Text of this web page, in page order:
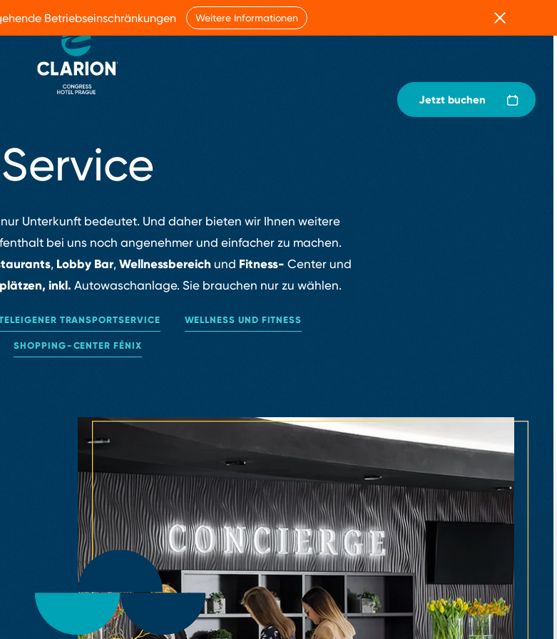
Jetzt buchen
Service
nur Unterkunft bedeutet. Und daher bieten wir Ihnen weitere
bei uns noch angenehmer und einfacher zu machen.
, Lobby Bar, Wellnessbereich und Fitness⁠-⁠ Center und
inkl. Autowaschanlage. Sie brauchen nur zu wählen.
TRANSPORTSERVICE WELLNESS UND FITNESS
SHOPPING⁠-⁠CENTER FÉNIX
Betriebseinschränkungen Weitere Informationen Schließen